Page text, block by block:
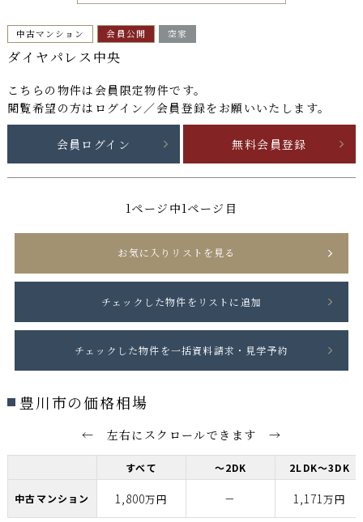
中古マンション 会員公開 空家
ダイヤパレス中央
こちらの物件は 会員限定物件です。
閲覧希望の方はログイン／会員登録をお願いいたします。
会員ログイン 無料会員登録
1ページ中1ページ目
お気に入りリストを見る
豊川市の価格相場
← 左右にスクロールできます →
すべて ～2DK 2LDK～3DK
中古マンション 1,800万円 － 1,171万円